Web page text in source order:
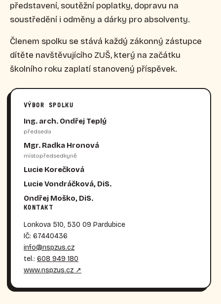
představení, soutěžní poplatky, dopravu na
soustředění i odměny a dárky pro absolventy.
Členem spolku se stává každý zákonný zástupce
dítěte navštěvujícího ZUŠ, který na začátku
školního roku zaplatí stanovený příspěvek.
VÝBOR SPOLKU
Ing. arch. Ondřej Teplý
předseda
Mgr. Radka Hronová
místopředsedkyně
Lucie Korečková
Lucie Vondráčková, DiS.
Ondřej Moško, DiS.
KONTAKT
Lonkova 510, 530 09 Pardubice
IČ: 67440436
info@nspzus.cz
tel.: 608 949 180
www.nspzus.cz ↗